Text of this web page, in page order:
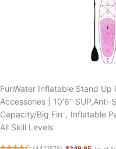
FunWater Inflatable Stand Up
Accessories | 10'6''
Capacity/Big Fin，Inflatable
All Skill Levels